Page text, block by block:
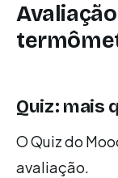
Quiz: mais
O Quiz do
avaliação.